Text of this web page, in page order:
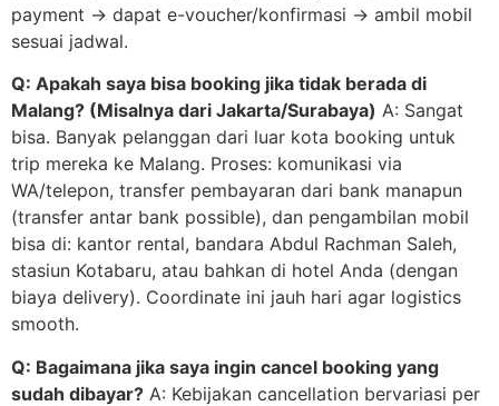
payment → dapat e-voucher/konfirmasi → ambil mobil
sesuai jadwal.
Q: Apakah saya bisa booking jika tidak berada di
Malang? (Misalnya dari Jakarta/Surabaya) A: Sangat
bisa. Banyak pelanggan dari luar kota booking untuk
trip mereka ke Malang. Proses: komunikasi via
WA/telepon, transfer pembayaran dari bank manapun
(transfer antar bank possible), dan pengambilan mobil
bisa di: kantor rental, bandara Abdul Rachman Saleh,
stasiun Kotabaru, atau bahkan di hotel Anda (dengan
biaya delivery). Coordinate ini jauh hari agar logistics
smooth.
Q: Bagaimana jika saya ingin cancel booking yang
sudah dibayar? A: Kebijakan cancellation bervariasi per